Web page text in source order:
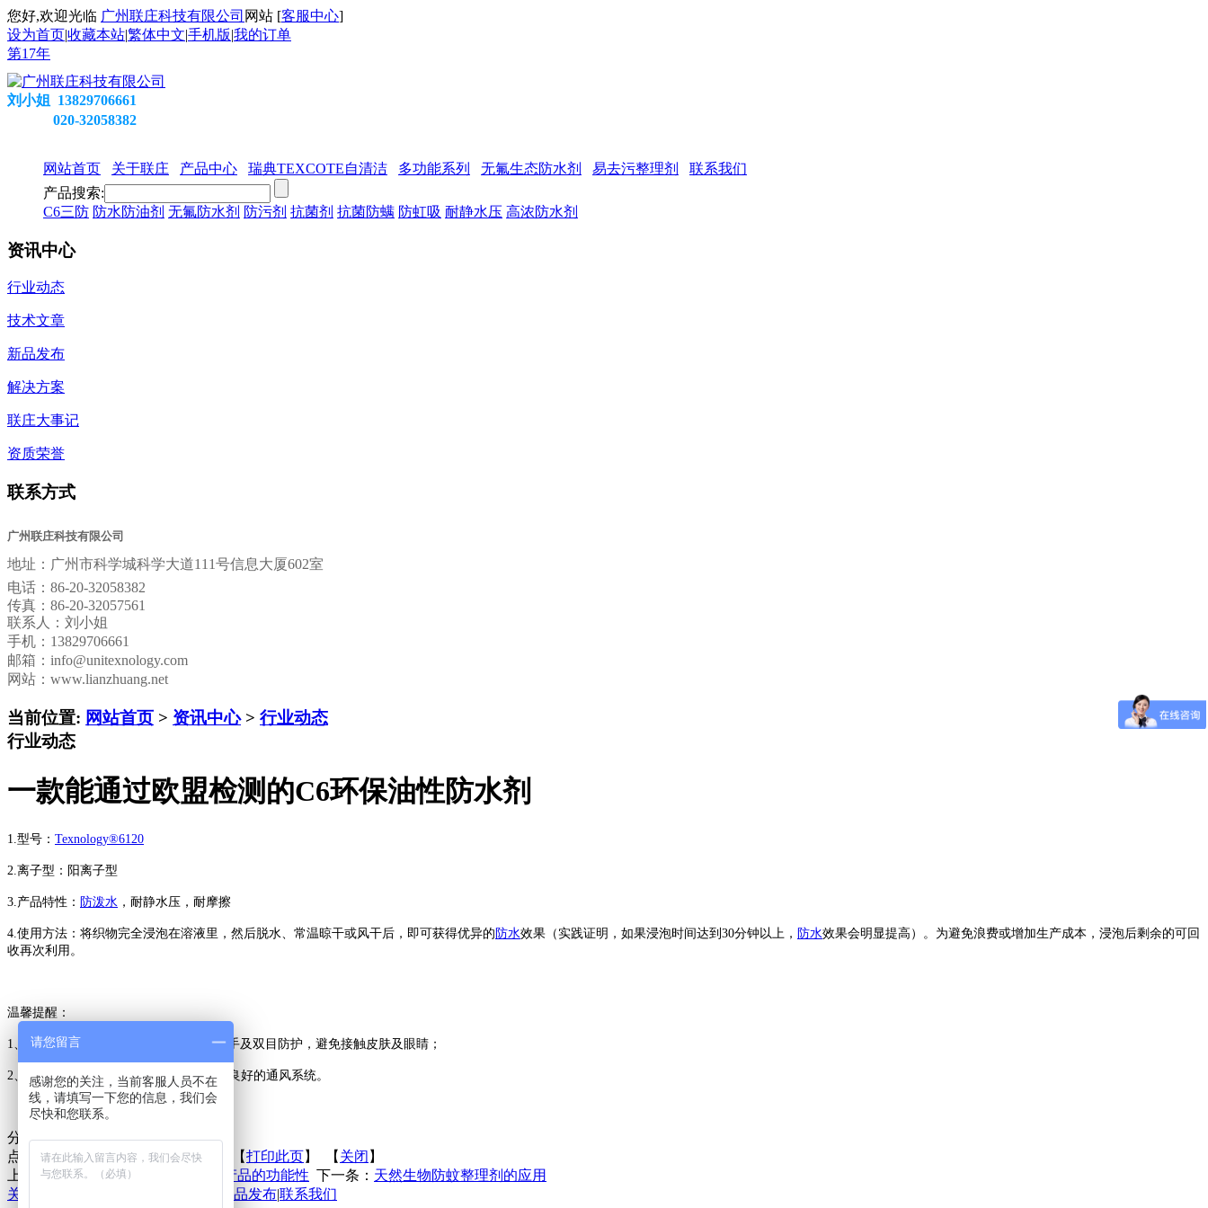
您好,欢迎光临 广州联庄科技有限公司 网站 [客服中心]
设为首页|收藏本站|繁体中文|手机版|我的订单
第17年
刘小姐 13829706661
020-32058382
网站首页 关于联庄 产品中心 瑞典TEXCOTE自清洁 多功能系列 无氟生态防水剂 易去污整理剂
联系我们
产品搜索:
C6三防 防水防油剂 无氟防水剂 防污剂 抗菌剂 抗菌防螨 防虹吸 耐静水压 高浓防水剂
资讯中心
行业动态
技术文章
新品发布
解决方案
联庄大事记
资质荣誉
联系方式
广州联庄科技有限公司
地址： 广州市科学城科学大道111号信息大厦602室
电话： 86-20-32058382
传真： 86-20-32057561
联系人：刘小姐
手机：13829706661
邮箱： info@unitexnology.com
网站：www.lianzhuang.net
当前位置: 网站首页 > 资讯中心> 行业动态
行业动态
一款能通过欧盟检测的C6环保油性防水剂
1.型号： Texnology®6120
2.离子型：阳离子型
3.产品特性： 防泼水 ，耐静水压，耐摩擦
4.使用方法：将织物完全浸泡在溶液里，然后脱水、常温晾干或风干后，即可获得优异的 防水效果（实践证明，如果浸泡时间达到30分钟以上， 防水效果会明显提高）。为避免浪费或增加生产成本，浸泡后剩余的可回
收再次利用。
温馨提醒：
1、 建议您佩戴手套、眼罩或面罩，做好手及双目防护，避免接触皮肤及眼睛；
2、在使用Texnology®6120的场所应配备良好的通风系统。
分享到：
点击次数：更新时间：2017-02-28 【打印此页 】 【 关闭 】
上一条：哪些因素会影响吸湿快干产品的功能性 下一条： 天然生物防蚊整理剂的应用
关于联庄
新品发布联系我们
请您留言
感谢您的关注，当前客服人员不在
线，请填写一下您的信息，我们会
尽快和您联系。